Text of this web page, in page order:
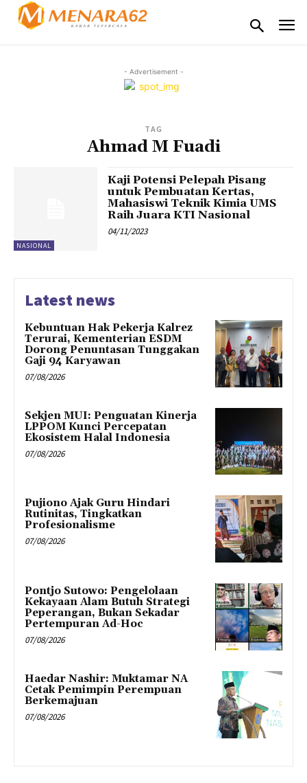
- Advertisement -
TAG
Ahmad M Fuadi
NASIONAL
Kaji Potensi Pelepah Pisang
untuk Pembuatan Kertas,
Mahasiswi Teknik Kimia UMS
Raih Juara KTI Nasional
04/11/2023
Latest news
Kebuntuan Hak Pekerja Kalrez
Terurai, Kementerian ESDM
Dorong Penuntasan Tunggakan
Gaji 94 Karyawan
07/08/2026
Sekjen MUI: Penguatan Kinerja
LPPOM Kunci Percepatan
Ekosistem Halal Indonesia
07/08/2026
Pujiono Ajak Guru Hindari
Rutinitas, Tingkatkan
Profesionalisme
07/08/2026
Pontjo Sutowo: Pengelolaan
Kekayaan Alam Butuh Strategi
Peperangan, Bukan Sekadar
Pertempuran Ad-Hoc
07/08/2026
Haedar Nashir: Muktamar NA
Cetak Pemimpin Perempuan
Berkemajuan
07/08/2026